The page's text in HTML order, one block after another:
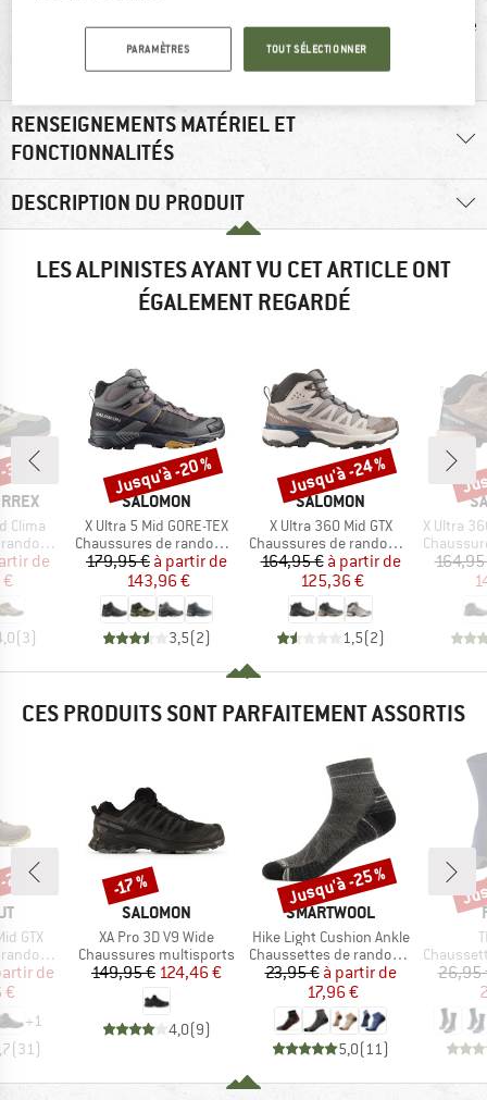
GORE-TEX
recommandé à
100 %
RENSEIGNEMENTS MATÉRIEL ET
FONCTIONNALITÉS
DESCRIPTION DU PRODUIT
LES ALPINISTES AYANT VU CET ARTICLE ONT
ÉGALEMENT REGARDÉ
Clima
réduit
de
(3)
%
MARQUE
SALOMON
Article
X Ultra 5 Mid GORE-TEX
Product group
Chaussures de randonnée
Prix
179,95 € Prix réduit
à partir de
143,96 €
3,5(2)
Remise
Jusqu'à -20 %
MARQUE
SALOMON
Article
X Ultra 360 Mid GTX
Product group
Chaussures de randonnée
Prix
164,95 € Prix réduit
à partir de
125,36 €
1,5(2)
Remise
Jusqu'à -24 %
Article
X Ultra 360
Product
CES PRODUITS SONT PARFAITEMENT ASSORTIS
GTX
réduit
de
€
+1
(31 )
%
MARQUE
SALOMON
Article
XA Pro 3D V9 Wide
Product group
Chaussures multisports
Prix
149,95 €Prix réduit
124,46 €
4,0(9)
Remise
-17 %
MARQUE
SMARTWOOL
Article
Hike Light Cushion Ankle
Product group
Chaussettes de randonnée
Prix
23,95 € Prix réduit
à partir de
17,96 €
5,0(11 )
Remise
Jusqu'à -25 %
Product
26,95
PARAMÈTRES TOUT SÉLECTIONNER